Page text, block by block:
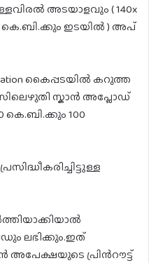
അടയാളവും ( 140x
കെ.ബി.ക്കും ഇടയിൽ ) അപ്
കൈപ്പടയിൽ കറുത്ത
സ്കാൻ അപ്ലോഡ്
കെ.ബി.ക്കും 100
ലഭിക്കും.ഇത്
പ്രിൻറൗട്ട്